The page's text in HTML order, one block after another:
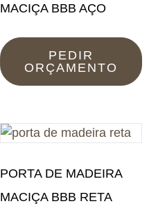
MACIÇA BBB AÇO
PEDIR
ORÇAMENTO
PORTA DE MADEIRA
MACIÇA BBB RETA